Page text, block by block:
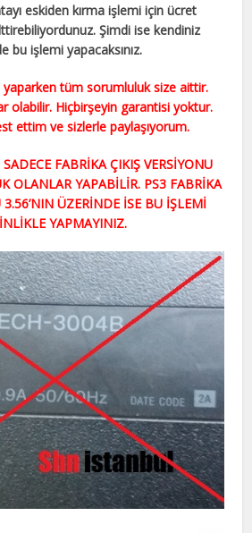
eskiden kırma işlemi için ücret
Şimdi ise kendiniz
bu işlemi yapacaksınız.
yaparken tüm sorumluluk size aittir.
olabilir. Hiçbirşeyin garantisi yoktur.
ettim ve sizlerle paylaşıyorum.
FABRİKA ÇIKIŞ VERSİYONU
OLANLAR YAPABİLİR. PS3 FABRİKA
3.56’NIN ÜZERİNDE İSE BU İŞLEMİ
YAPMAYINIZ.